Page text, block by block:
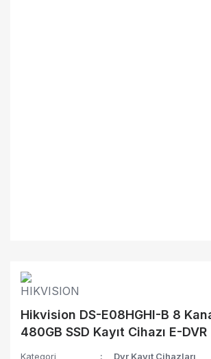
Hikvision DS-E08HGHI-B 8
480GB SSD Kayıt Cihazı E-DVR
Kategori
Dvr Kayıt Cihazları